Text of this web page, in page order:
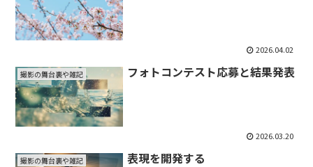
2026.04.02
撮影の舞台裏や雑記 フォトコンテスト応募と結果発表
2026.03.20
撮影の舞台裏や雑記 表現を開発する